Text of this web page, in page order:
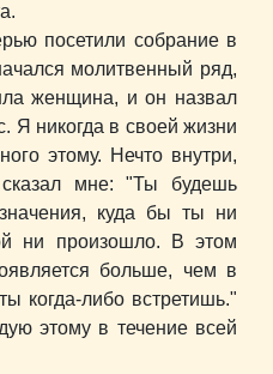
посетили собрание в
молитвенный ряд,
женщина, и он назвал
Я никогда в своей жизни
этому. Нечто внутри,
мне: "Ты будешь
куда бы ты ни
ни произошло. В этом
больше, чем в
когда-либо встретишь."
этому в течение всей